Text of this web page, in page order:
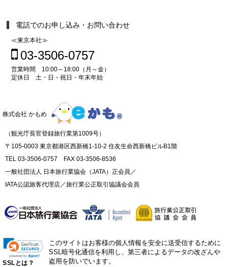
電話でのお申し込み・お問い合わせ
≪東京本社≫
03-3506-0757
営業時間 10:00～18:00（月～金）
定休日 土・日・祝日・年末年始
株式会社 かもめ
（観光庁長官登録旅行業第1009号）
〒105-0003 東京都港区西新橋1-10-2 住友生命西新橋ビルB1階
TEL 03-3506-0757 FAX 03-3506-8536
一般社団法人 日本旅行業協会（JATA）正会員／
IATA公認旅客代理店／旅行業公正取引協議会会員
SSLとは？
このサイトはお客様の個人情報を安全に送受信するために
SSL暗号化通信を利用し、第三者によるデータの改ざんや
盗用を防いでいます。